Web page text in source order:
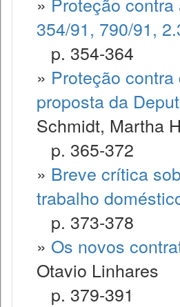
354/91, 790/91,
p. 354-364
» Proteção
proposta da
Schmidt, Martha
p. 365-372
» Breve crítica
trabalho
p. 373-378
» Os novos
Otavio Linhares
p. 379-391